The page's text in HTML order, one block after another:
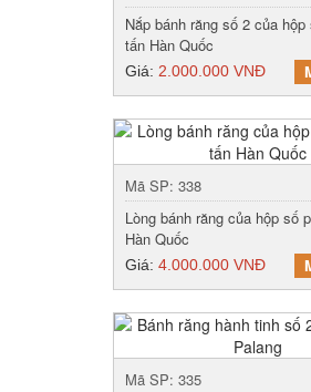
Nắp bánh răng số 2 của hộp
tấn Hàn Quốc
Giá: 2.000.000 VNĐ
Mã SP: 338
Lòng bánh răng của hộp số
Hàn Quốc
Giá: 4.000.000 VNĐ
Mã SP: 335